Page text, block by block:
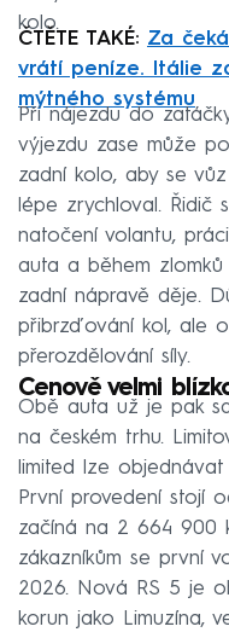
kolo.
ČTĚTE TAKÉ: Za
vrátí peníze. Itálie
mýtného systému
Při nájezdu do
výjezdu zase může
zadní kolo, aby se
lépe zrychloval. Řidič
natočení volantu,
auta a během
zadní nápravě děje.
přibrzďování kol, ale
přerozdělování síly.
Cenově velmi
Obě auta už je pak
na českém trhu.
limited lze
První provedení stojí
začíná na 2 664 900
zákazníkům se první
2026. Nová RS 5 je
korun jako Limuzína,